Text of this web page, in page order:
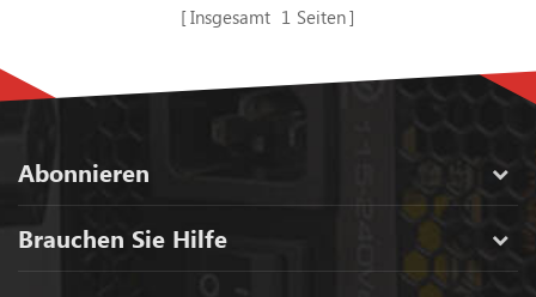
Insgesamt 1 Seiten
Abonnieren
Brauchen Sie Hilfe